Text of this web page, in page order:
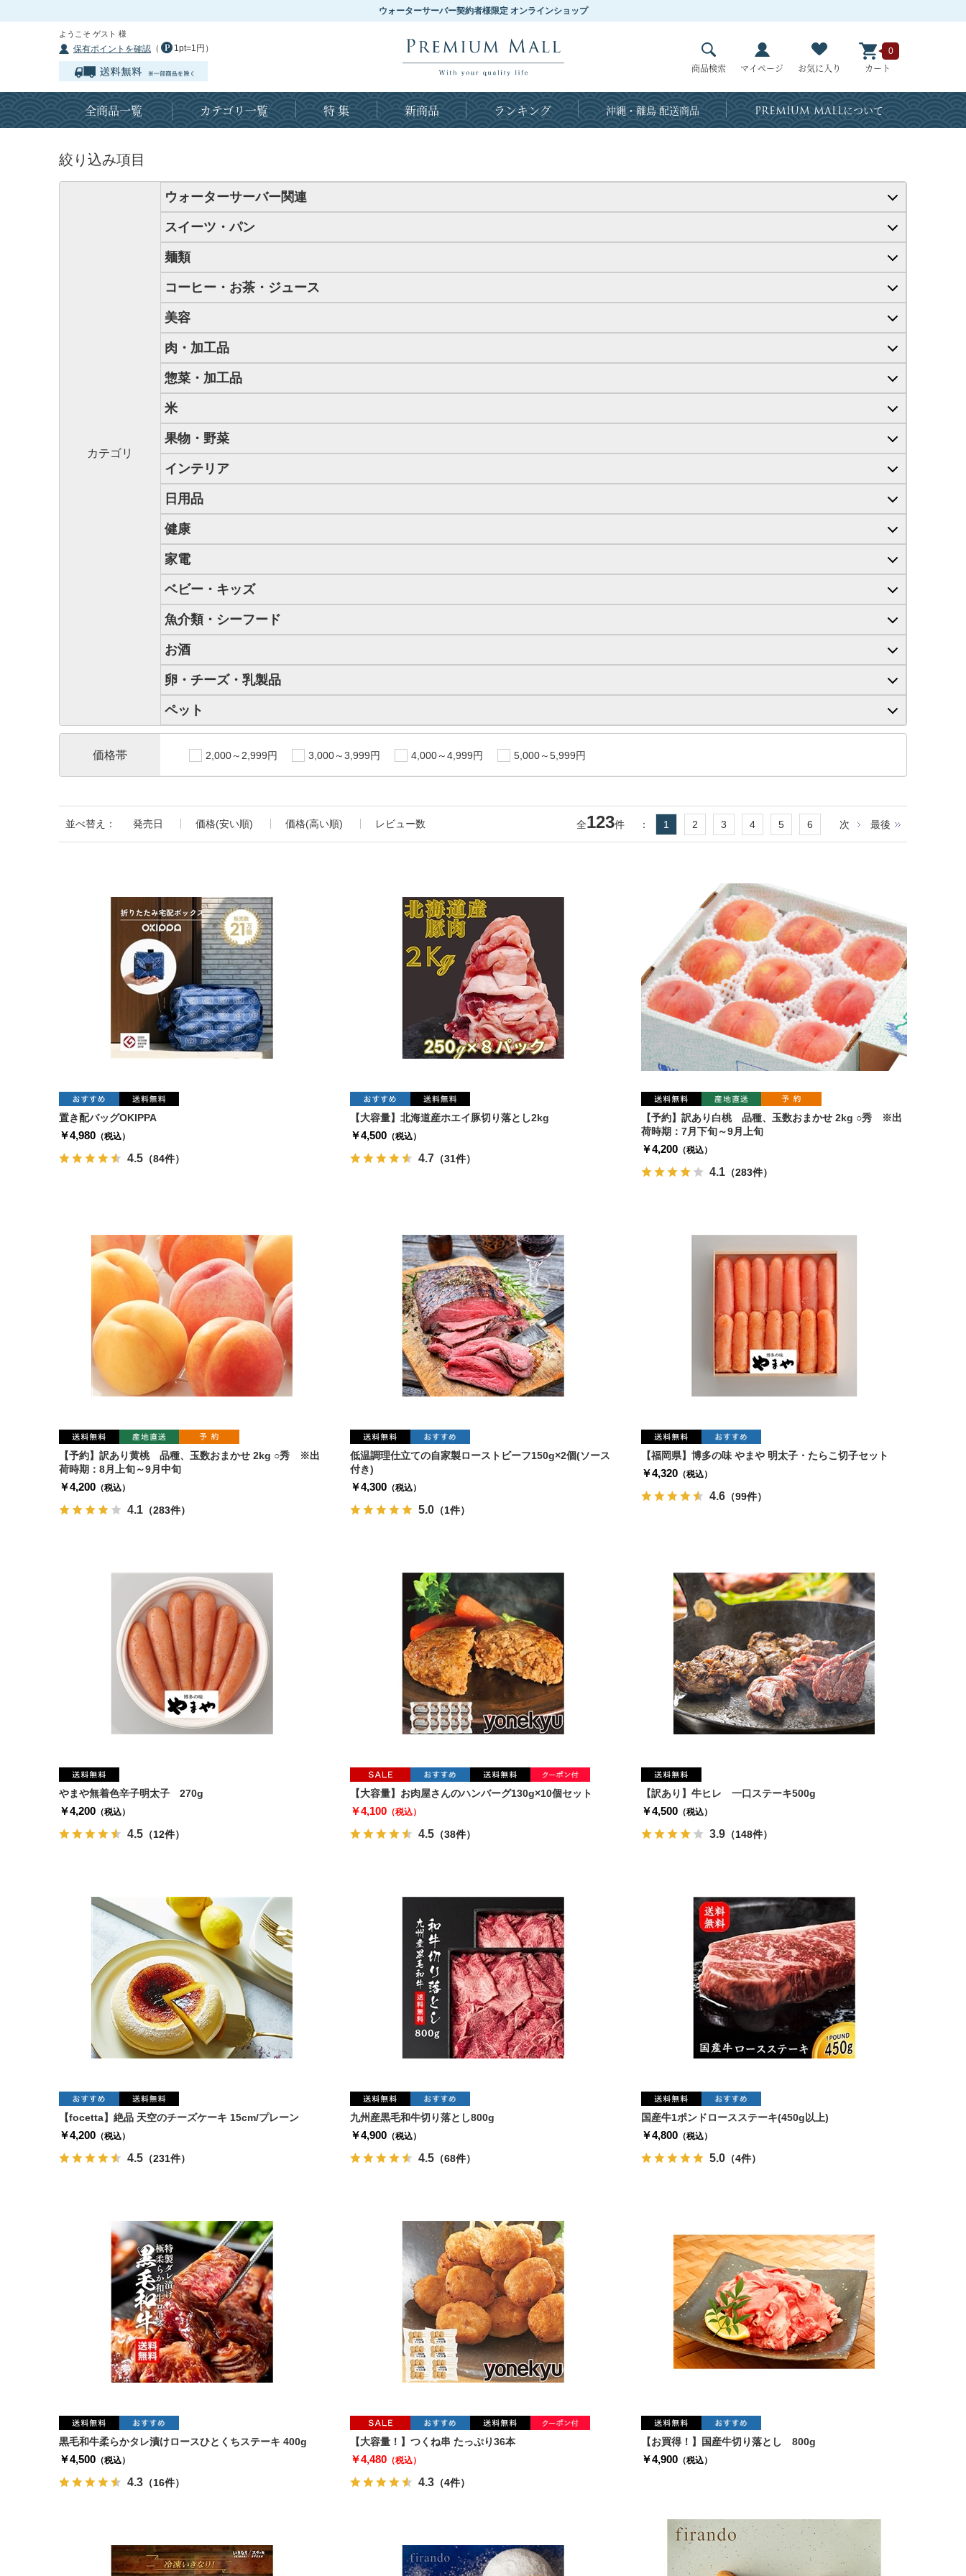
ウォーターサーバー契約者様限定 オンラインショップ
ようこそ ゲスト 様
保有ポイントを確認 （ 1pt=1円）
商品検索 マイページ お気に入り カート
0
全商品一覧 カテゴリ一覧 特 集 新商品 ランキング 沖縄・離島 配送商品 PREMIUM MALLについて
絞り込み項目
カテゴリ
ウォーターサーバー関連
スイーツ・パン
麺類
コーヒー・お茶・ジュース
美容
肉・加工品
惣菜・加工品
米
果物・野菜
インテリア
日用品
健康
家電
ベビー・キッズ
魚介類・シーフード
お酒
卵・チーズ・乳製品
ペット
価格帯 2,000～2,999円 3,000～3,999円 4,000～4,999円 5,000～5,999円
並べ替え： 発売日 価格(安い順) 価格(高い順) レビュー数 全123件 ： 1 2 3 4 5 6 次 最後
置き配バッグOKIPPA
￥4,980 （税込）
4.5 （84件）
【大容量】北海道産ホエイ豚切り落とし2kg
￥4,500 （税込）
4.7 （31件）
【予約】訳あり白桃 品種、玉数おまかせ 2kg ○秀 ※出
荷時期：7月下旬～9月上旬
￥4,200 （税込）
4.1 （283件）
【予約】訳あり黄桃 品種、玉数おまかせ 2kg ○秀 ※出
荷時期：8月上旬～9月中旬
￥4,200 （税込）
4.1 （283件）
低温調理仕立ての自家製ローストビーフ150g×2個(ソース
付き)
￥4,300 （税込）
5.0 （1件）
【福岡県】博多の味 やまや 明太子・たらこ切子セット
￥4,320 （税込）
4.6 （99件）
やまや無着色辛子明太子 270g
￥4,200 （税込）
4.5 （12件）
【大容量】お肉屋さんのハンバーグ130g×10個セット
￥4,100 （税込）
4.5 （38件）
【訳あり】牛ヒレ 一口ステーキ500g
￥4,500 （税込）
3.9 （148件）
【focetta】絶品 天空のチーズケーキ 15cm/プレーン
￥4,200 （税込）
4.5 （231件）
九州産黒毛和牛切り落とし800g
￥4,900 （税込）
4.5 （68件）
国産牛1ポンドロースステーキ(450g以上)
￥4,800 （税込）
5.0 （4件）
黒毛和牛柔らかタレ漬けロースひとくちステーキ 400g
￥4,500 （税込）
4.3 （16件）
【大容量！】つくね串 たっぷり36本
￥4,480 （税込）
4.3 （4件）
【お買得！】国産牛切り落とし 800g
￥4,900 （税込）